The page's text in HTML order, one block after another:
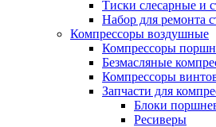
Тиски слесарные и
Набор для ремонта
Компрессоры воздушные
Компрессоры
Безмасляные
Компрессоры
Запчасти для
Блоки
Ресиверы